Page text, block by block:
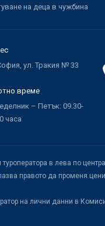
на деца в чужбина
ул. Тракия № 33
време
– Петък: 09.30-
часа
в лева по
правото да променя
на лични данни в